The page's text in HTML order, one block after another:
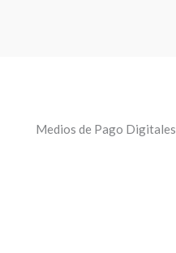
Medios de Pago Digitales